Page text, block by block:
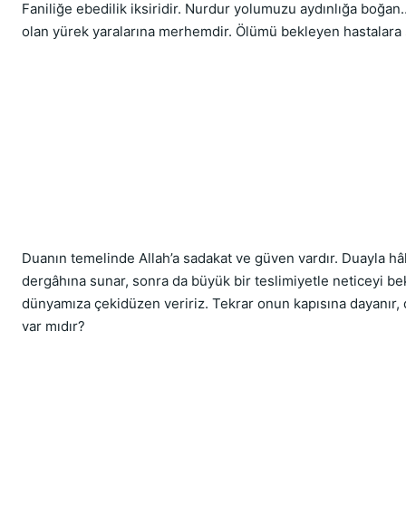
Faniliğe ebedilik iksiridir. Nurdur yolumuzu aydınlığa
olan yürek yaralarına merhemdir. Ölümü bekleyen hastalara
Duanın temelinde Allah’a sadakat ve güven vardır.
dergâhına sunar, sonra da büyük bir teslimiyetle neticeyi
dünyamıza çekidüzen veririz. Tekrar onun kapısına
var mıdır?